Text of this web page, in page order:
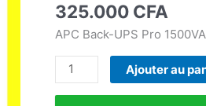
325.000 CFA
APC Back-UPS Pro
APC
Back-
Pro
EASY
Ajouter au